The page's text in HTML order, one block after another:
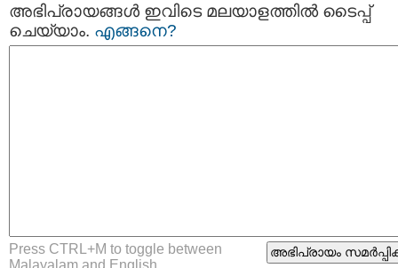
അഭിപ്രായങ്ങള്‍ ഇവിടെ മലയാളത്തില്‍ ടൈപ്പ്
ചെയ്യാം. എങ്ങനെ?
Press CTRL+M to toggle between
Malayalam and English.